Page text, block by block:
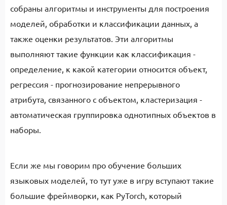
собраны алгоритмы и инструменты для построения
моделей, обработки и классификации данных, а
также оценки результатов. Эти алгоритмы
выполняют такие функции как классификация -
определение, к какой категории относится объект,
регрессия - прогнозирование непрерывного
атрибута, связанного с объектом, кластеризация -
автоматическая группировка однотипных объектов в
наборы.
Если же мы говорим про обучение больших
языковых моделей, то тут уже в игру вступают такие
большие фреймворки, как PyTorch, который